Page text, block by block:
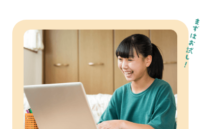
まずはお試し！